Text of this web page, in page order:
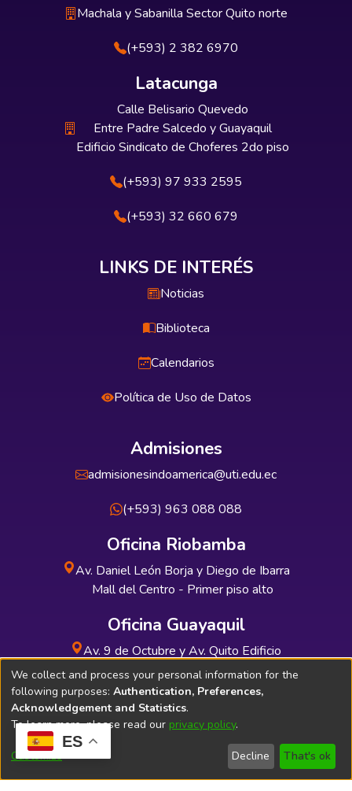
ES
Machala y Sabanilla Sector Quito norte
(+593) 2 382 6970
Latacunga
Calle Belisario Quevedo
Entre Padre Salcedo y Guayaquil
Edificio Sindicato de Choferes 2do piso
(+593) 97 933 2595
(+593) 32 660 679
LINKS DE INTERÉS
Noticias
Biblioteca
Calendarios
Política de Uso de Datos
Admisiones
admisionesindoamerica@uti.edu.ec
(+593) 963 088 088
Oficina Riobamba
Av. Daniel León Borja y Diego de Ibarra
Mall del Centro - Primer piso alto
Oficina Guayaquil
Av. 9 de Octubre y Av. Quito Edificio
INDUAUTO - Planta baja
Soporte Técnico Bibliolatino.com
We collect and process your personal information for the
following purposes: Authentication, Preferences,
Acknowledgement and Statistics.
To learn more, please read our privacy policy.
Customize Decline That's ok